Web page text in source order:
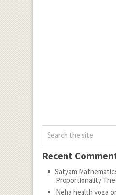
Recent
Satyam
Proportionality
Neha health yoga